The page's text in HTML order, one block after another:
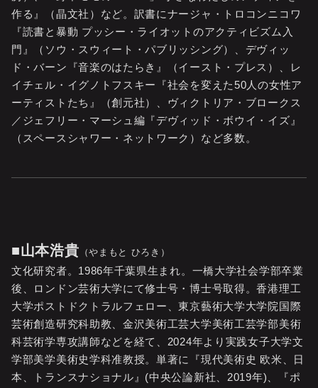
作る』（晶文社）など。訳書にナージャ・トロコンニコワ
『読書と暴動 プッシー・ライオットのアクティビズム入
門』（ソウ・スウィート・パブリッシング）、デヴィッ
ド・バーン『音楽のはたらき』（イースト・プレス）、レ
イチェル・イグノトフスキー『社会を変えた50人の女性ア
ーティストたち』（創元社）、ヴィクトリア・ブロークス
／ジェフリー・マーシュ編『デヴィッド・ボウイ・イズ』
（スペースシャワー・ネットワーク）など多数。
■山本浩貴 （やまもと ひろき）
文化研究者。1986年千葉県生まれ。一橋大学社会学部卒業
後、ロンドン芸術大学にて修士号・博士号取得。香港理工
大学ポストドクトラルフェロー、東京藝術大学大学院国際
芸術創造研究科助教、金沢美術工芸大学美術工芸学部美術
科芸術学専攻講師などを経て、2024年より実践女子大学文
学部美学美術史学科准教授。単著に『現代美術史 欧米、日
本、トランスナショナル』(中央公論新社、2019年)、『ポ